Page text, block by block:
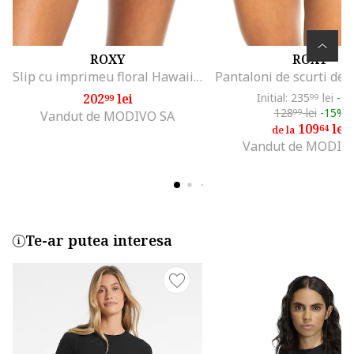
ROXY
Slip cu imprimeu floral Hawaiian Heat, Portocaliu/Lila
20299lei
Vandut de MODIVO SA
ROXY
Initial: 23599 lei -
12899lei -15%
de la 10964lei
Vandut de
Te-ar putea interesa